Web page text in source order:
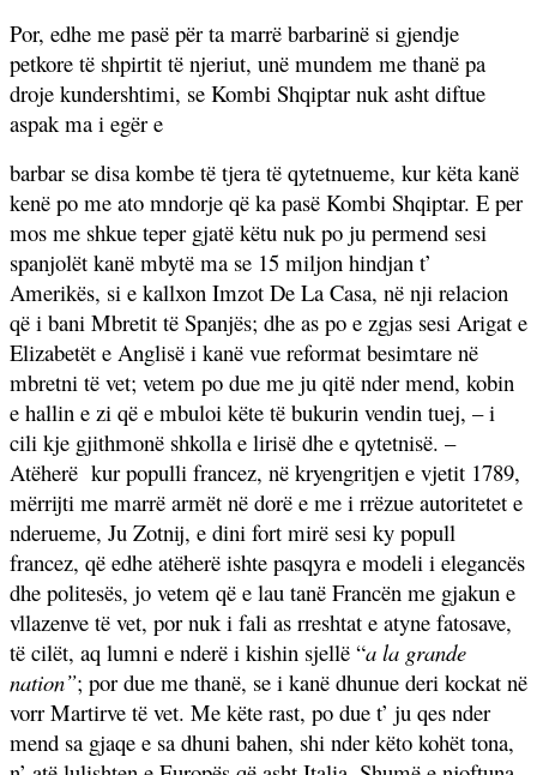
Por, edhe me pasë për ta marrë barbarinë si gjendje
petkore të shpirtit të njeriut, unë mundem me thanë pa
droje kundershtimi, se Kombi Shqiptar nuk asht diftue
aspak ma i egër e
barbar se disa kombe të tjera të qytetnueme, kur këta kanë
kenë po me ato mndorje që ka pasë Kombi Shqiptar. E per
mos me shkue teper gjatë këtu nuk po ju permend sesi
spanjolët kanë mbytë ma se 15 miljon hindjan t’
Amerikës, si e kallxon Imzot De La Casa, në nji relacion
që i bani Mbretit të Spanjës; dhe as po e zgjas sesi Arigat e
Elizabetët e Anglisë i kanë vue reformat besimtare në
mbretni të vet; vetem po due me ju qitë nder mend, kobin
e hallin e zi që e mbuloi këte të bukurin vendin tuej, – i
cili kje gjithmonë shkolla e lirisë dhe e qytetnisë. –
Atëherë kur populli francez, në kryengritjen e vjetit 1789,
mërrijti me marrë armët në dorë e me i rrëzue autoritetet e
nderueme, Ju Zotnij, e dini fort mirë sesi ky popull
francez, që edhe atëherë ishte pasqyra e modeli i elegancës
dhe politesës, jo vetem që e lau tanë Francën me gjakun e
vllazenve të vet, por nuk i fali as rreshtat e atyne fatosave,
të cilët, aq lumni e nderë i kishin sjellë “a la grande
nation”; por due me thanë, se i kanë dhunue deri kockat në
vorr Martirve të vet. Me këte rast, po due t’ ju qes nder
mend sa gjaqe e sa dhuni bahen, shi nder këto kohët tona,